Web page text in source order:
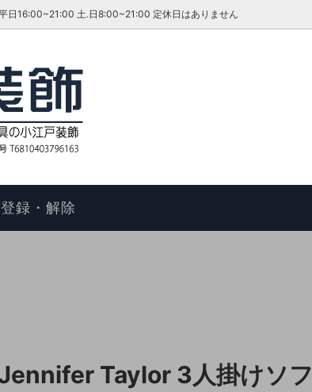
日16:00~21:00 土.日8:00~21:00 定休日はありません
グ・ダイニングセット
ル
マントルピース
レ収納 ランドリー収納
ファーテイラー
ィアン ホームスタイル
せ
歴
物の手順 コエドグループ
録・解除
Taylor 3人掛けソフ